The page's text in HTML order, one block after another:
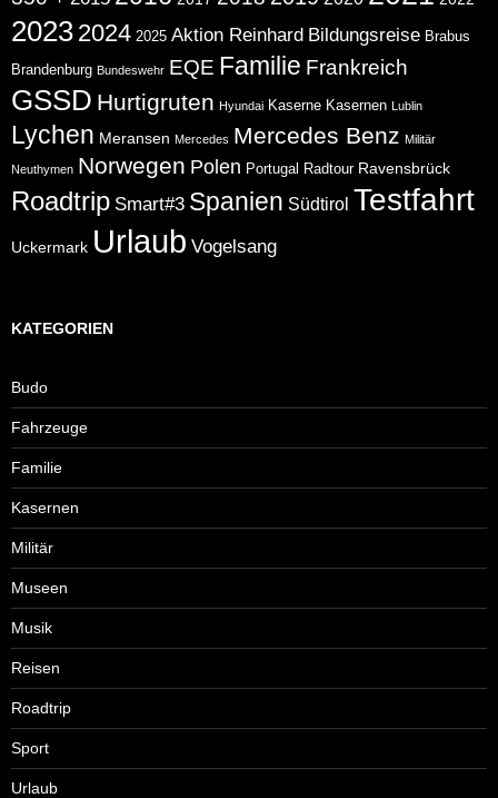
2023 2024 2025 Aktion Reinhard Bildungsreise Brabus
Brandenburg Bundeswehr EQE Familie Frankreich
GSSD Hurtigruten Hyundai Kaserne Kasernen Lublin
Lychen Meransen Mercedes Mercedes Benz Militär
Neuthymen Norwegen Polen Portugal Radtour Ravensbrück
Roadtrip Smart#3 Spanien Südtirol Testfahrt
Uckermark Urlaub Vogelsang
KATEGORIEN
Budo
Fahrzeuge
Familie
Kasernen
Militär
Museen
Musik
Reisen
Roadtrip
Sport
Urlaub